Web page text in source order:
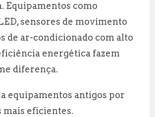
Equipamentos como
sensores de movimento
de ar-condicionado com alto
energética fazem
diferença.
equipamentos antigos por
mais eficientes.